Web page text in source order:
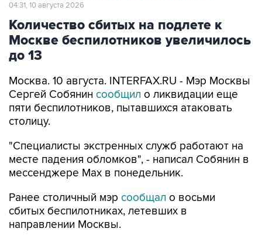
04:31, 10 августа 2026
Количество сбитых на подлете к
Москве беспилотников увеличилось
до 13
Москва. 10 августа. INTERFAX.RU - Мэр Москвы
Сергей Собянин сообщил о ликвидации еще
пяти беспилотников, пытавшихся атаковать
столицу.
"Специалисты экстренных служб работают на
месте падения обломков", - написал Собянин в
мессенджере Max в понедельник.
Ранее столичный мэр сообщал о восьми
сбитых беспилотниках, летевших в
направлении Москвы.